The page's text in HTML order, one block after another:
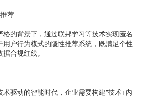
荐
的背景下，通过联邦学习等技术实现匿名
用户行为模式的隐性推荐系统，既满足个性
合规红线。
术驱动的智能时代，企业需要构建"技术+内